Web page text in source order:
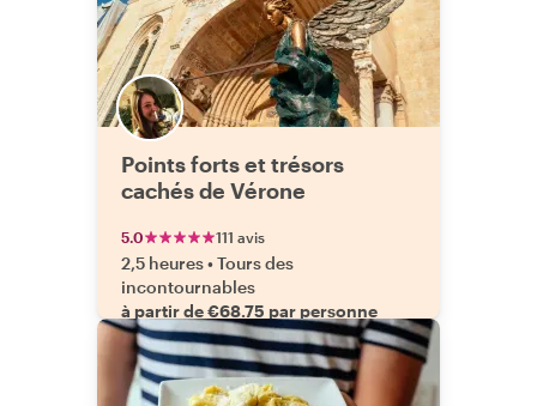
Points forts et trésors
cachés de Vérone
5.0 111 avis
2,5 heures•Tours des
incontournables
à partir de €68.75 par personne